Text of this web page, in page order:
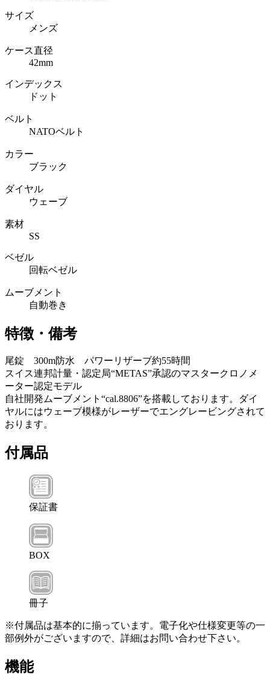
サイズ
メンズ
ケース直径
42mm
インデックス
ドット
ベルト
NATOベルト
カラー
ブラック
ダイヤル
ウェーブ
素材
SS
ベゼル
回転ベゼル
ムーブメント
自動巻き
特徴・備考
尾錠 300m防水 パワーリザーブ約55時間
スイス連邦計量・認定局“METAS”承認のマスタークロノメ
ーター認定モデル
自社開発ムーブメント“cal.8806”を搭載しております。ダイ
ヤルにはウェーブ模様がレーザーでエングレービングされて
おります。
付属品
保証書
BOX
冊子
※付属品は基本的に揃っています。電子化や仕様変更等の一
部例外がございますので、詳細はお問い合わせ下さい。
機能